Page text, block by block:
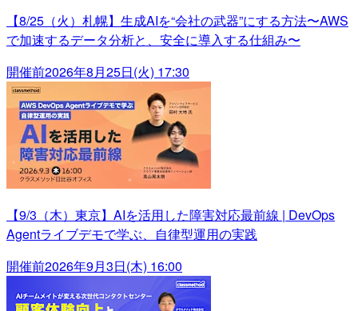
【8/25（火）札幌】生成AIを“会社の武器”にする方法〜AWS
で加速するデータ分析と、安全に導入する仕組み〜
開催前2026年8月25日(火) 17:30
【9/3（木）東京】AIを活用した障害対応最前線 | DevOps
Agentライブデモで学ぶ、自律型運用の実践
開催前2026年9月3日(木) 16:00